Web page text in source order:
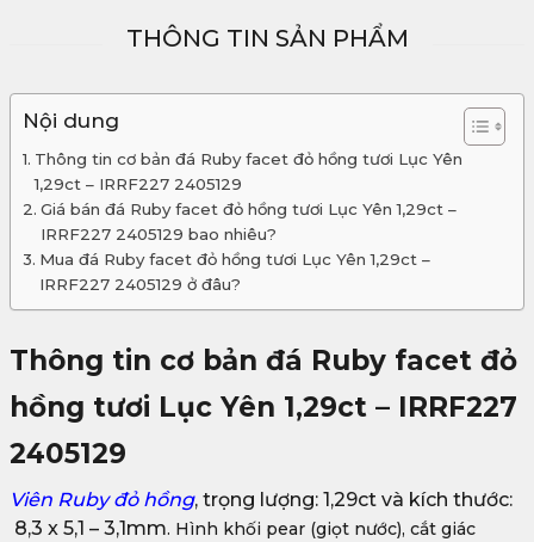
THÔNG TIN SẢN PHẨM
Nội dung
Thông tin cơ bản đá Ruby facet đỏ hồng tươi Lục Yên
1,29ct – IRRF227 2405129
Giá bán đá Ruby facet đỏ hồng tươi Lục Yên 1,29ct –
IRRF227 2405129 bao nhiêu?
Mua đá Ruby facet đỏ hồng tươi Lục Yên 1,29ct –
IRRF227 2405129 ở đâu?
Thông tin cơ bản đá Ruby facet đỏ
hồng tươi Lục Yên 1,29ct – IRRF227
2405129
Viên Ruby đỏ hồng, trọng lượng: 1,29ct và kích thước:
8,3 x 5,1 – 3,1mm. Hình khối pear (giọt nước), cắt giác